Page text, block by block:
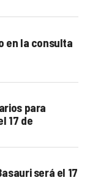
en la consulta
para
17 de
será el 17